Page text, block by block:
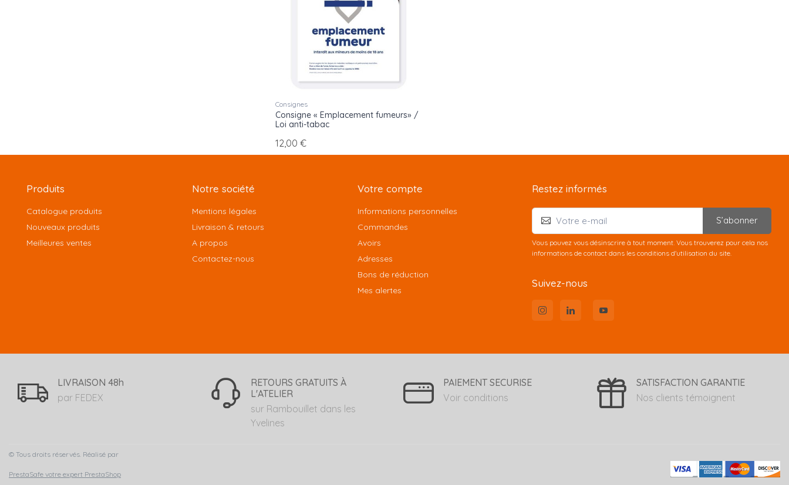
Consignes
Consigne « Emplacement fumeurs» /
Loi anti-tabac
12,00 €
Produits
Catalogue produits
Nouveaux produits
Meilleures ventes
Notre société
Mentions légales
Livraison & retours
A propos
Contactez-nous
Votre compte
Informations personnelles
Commandes
Avoirs
Adresses
Bons de réduction
Mes alertes
Restez informés
S’abonner
Vous pouvez vous désinscrire à tout moment. Vous trouverez pour cela nos
informations de contact dans les conditions d'utilisation du site.
Suivez-nous
LIVRAISON 48h
par FEDEX
RETOURS GRATUITS À
L'ATELIER
sur Rambouillet dans les
Yvelines
PAIEMENT SECURISE
Voir conditions
SATISFACTION GARANTIE
Nos clients témoignent
© Tous droits réservés. Réalisé par
PrestaSafe votre expert PrestaShop